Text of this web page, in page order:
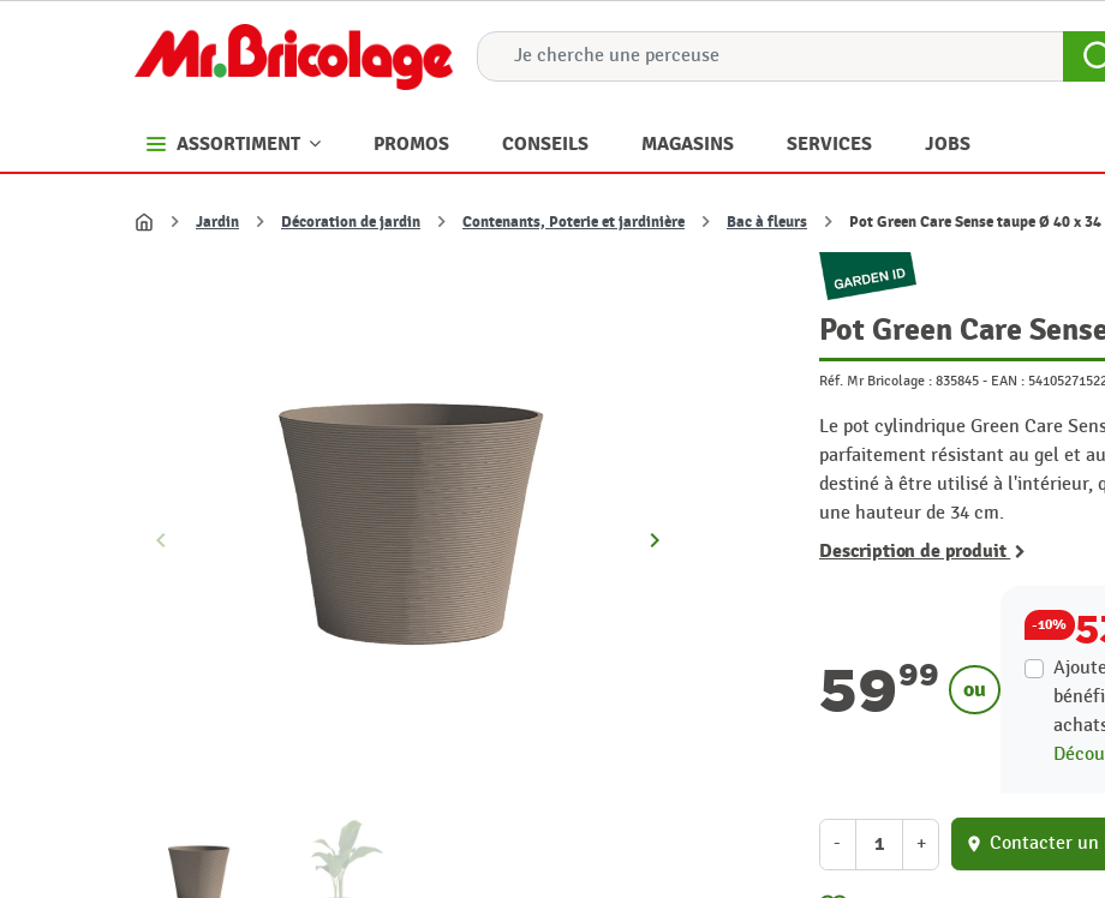
ASSORTIMENT PROMOS CONSEILS MAGASINS SERVICES JOBS
Accueil
Jardin Décoration de jardin Contenants, Poterie et jardinière Bac à fleurs Pot Green Care Sense taupe Ø 40 x 34
Précédent
keyboard_arrow_left Suivant
keyboard_arrow_right
Pot Green Care
Réf. Mr Bricolage : 835845 - EAN :
Le pot cylindrique Green Care
parfaitement résistant au gel et
destiné à être utilisé à l'intérieur,
une hauteur de 34 cm.
Description de produit
5999 ou
-10%
- + location_on Contacter un